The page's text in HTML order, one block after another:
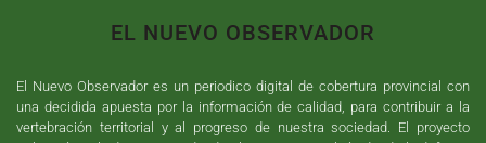
EL NUEVO OBSERVADOR
El Nuevo Observador es un periodico digital de cobertura provincial con
una decidida apuesta por la información de calidad, para contribuir a la
vertebración territorial y al progreso de nuestra sociedad. El proyecto